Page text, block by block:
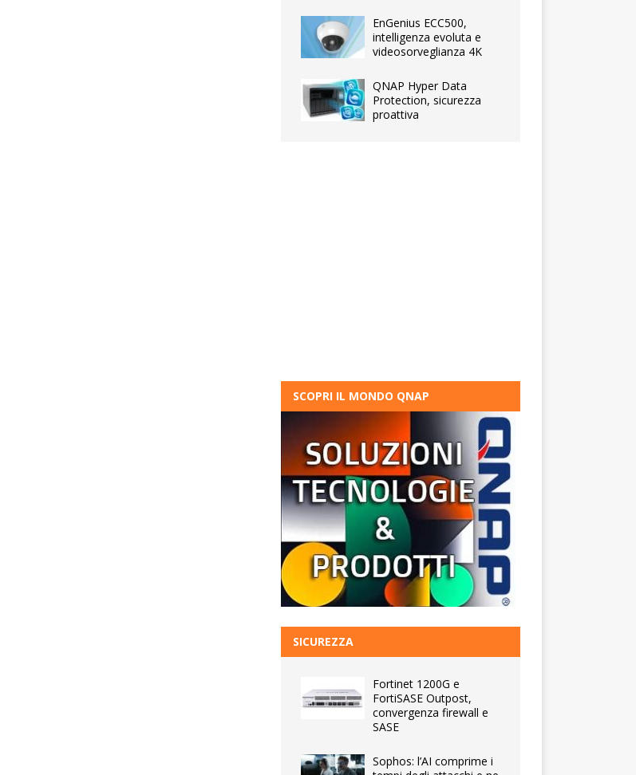
EnGenius ECC500,
intelligenza evoluta e
videosorveglianza 4K
QNAP Hyper Data
Protection, sicurezza
proattiva
SCOPRI IL MONDO QNAP
SICUREZZA
Fortinet 1200G e
FortiSASE Outpost,
convergenza firewall e
SASE
Sophos: l’AI comprime i